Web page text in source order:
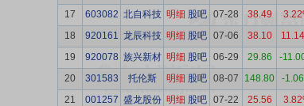
17
603082 北自科技 明细 股吧 07-28 38.49
18
920161 龙辰科技 明细 股吧 07-06 38.10
19
920078 族兴新材 明细 股吧 06-29 29.86 -
20
301583 托伦斯 明细 股吧 08-07 148.80 -
21
001257 盛龙股份 明细 股吧 07-22 25.56